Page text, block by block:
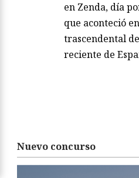
en Zenda, día
que aconteció
trascendental
reciente de
Nuevo concurso